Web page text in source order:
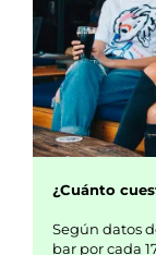
¿Cuánto
Según datos
bar por cada